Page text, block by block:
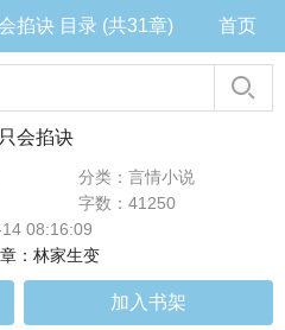
掐诀 目录 (共31章) 首页
会掐诀
分类：言情小说
字数：41250
08:16:09
：林家生变
加入书架